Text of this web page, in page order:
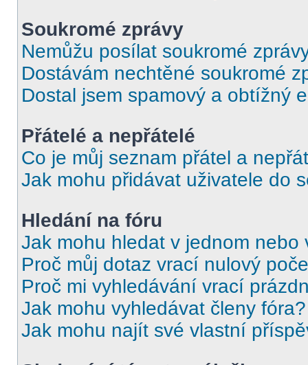
Soukromé zprávy
Nemůžu posílat soukromé
Dostávám nechtěné soukromé
Dostal jsem spamový a obtížný
Přátelé a nepřátelé
Co je můj seznam přátel a
Jak mohu přidávat uživatele do
Hledání na fóru
Jak mohu hledat v jednom nebo
Proč můj dotaz vrací nulový
Proč mi vyhledávání vrací
Jak mohu vyhledávat členy fóra?
Jak mohu najít své vlastní